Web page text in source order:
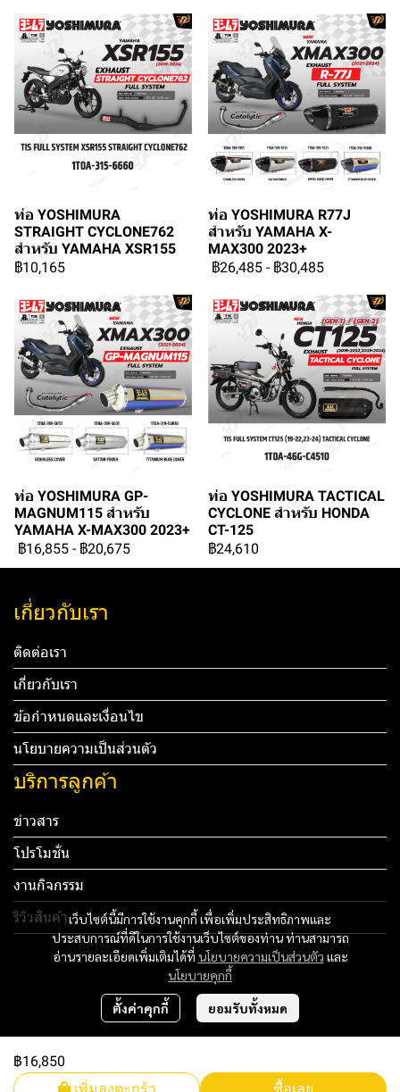
ท่อ YOSHIMURA
STRAIGHT CYCLONE762
สำหรับ YAMAHA XSR155
฿10,165
ท่อ YOSHIMURA R77J
สำหรับ YAMAHA X-
MAX300 2023+
฿26,485 - ฿30,485
ท่อ YOSHIMURA GP-
MAGNUM115 สำหรับ
YAMAHA X-MAX300 2023+
฿16,855 - ฿20,675
ท่อ YOSHIMURA TACTICAL
CYCLONE สำหรับ HONDA
CT-125
฿24,610
฿16,850
เว็บไซต์นี้มีการใช้งานคุกกี้ เพื่อเพิ่มประสิทธิภาพและ
ประสบการณ์ที่ดีในการใช้งานเว็บไซต์ของท่าน ท่านสามารถ
อ่านรายละเอียดเพิ่มเติมได้ที่ นโยบายความเป็นส่วนตัว และ
นโยบายคุกกี้
ตั้งค่าคุกกี้ ยอมรับทั้งหมด
เกี่ยวกับเรา
ติดต่อเรา
เกี่ยวกับเรา
ข้อกำหนดและเงื่อนไข
นโยบายความเป็นส่วนตัว
บริการลูกค้า
ข่าวสาร
โปรโมชั่น
งานกิจกรรม
รีวิวสินค้า
Tel: 012 345 67890 Email: mail@yourdomain.com
Copyright 2024 | All Rights Reserved | Powered by MWE